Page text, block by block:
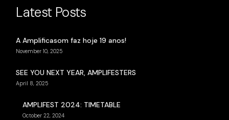
Latest Posts
A Amplificasom faz hoje 19 anos!
November 10, 2025
SEE YOU NEXT YEAR, AMPLIFESTERS
April 8, 2025
AMPLIFEST 2024: TIMETABLE
October 22, 2024